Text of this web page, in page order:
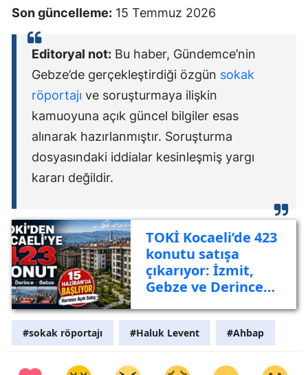
Son güncelleme: 15 Temmuz 2026
Editoryal not: Bu haber, Gündemce’nin
Gebze’de gerçekleştirdiği özgün sokak
röportajı ve soruşturmaya ilişkin
kamuoyuna açık güncel bilgiler esas
alınarak hazırlanmıştır. Soruşturma
dosyasındaki iddialar kesinleşmiş yargı
kararı değildir.
TOKİ Kocaeli’de 423
konutu satışa
çıkarıyor: İzmit,
Gebze ve Derince
#sokak röportajı #Haluk Levent #Ahbap